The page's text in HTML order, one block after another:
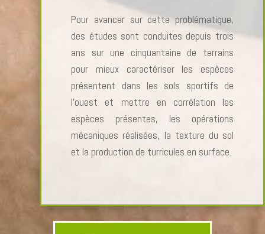
Pour avancer sur cette problématique,
des études sont conduites depuis trois
ans sur une cinquantaine de terrains
pour mieux caractériser les espèces
présentent dans les sols sportifs de
l’ouest et mettre en corrélation les
espèces présentes, les opérations
mécaniques réalisées, la texture du sol
et la production de turricules en surface.